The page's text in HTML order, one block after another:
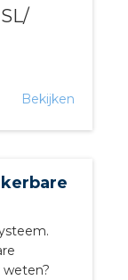
Bekijken
weten?